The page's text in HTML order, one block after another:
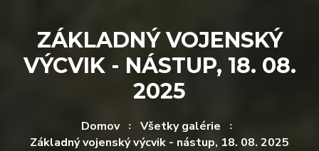
ZÁKLADNÝ VOJENSKÝ
VÝCVIK - NÁSTUP, 18. 08.
2025
Domov
Všetky galérie
Základný vojenský výcvik - nástup, 18. 08. 2025